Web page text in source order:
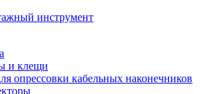
инструмент
и клещи
опрессовки кабельных наконечников